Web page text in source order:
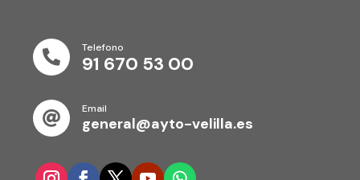

Telefono
91 670 53 00

Email
general@ayto-velilla.es